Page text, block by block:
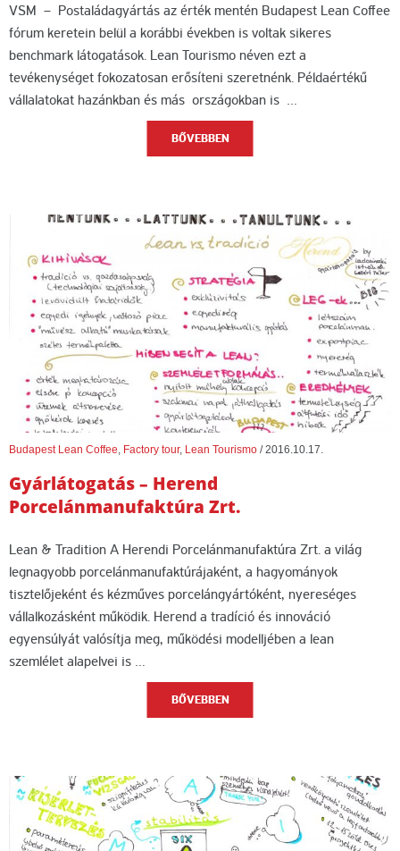
VSM – Postaládagyártás az érték mentén Budapest Lean Coffee
fórum keretein belül a korábbi években is voltak sikeres
benchmark látogatások. Lean Tourismo néven ezt a
tevékenységet fokozatosan erősíteni szeretnénk. Példaértékű
vállalatokat hazánkban és más országokban is …
BŐVEBBEN
Budapest Lean Coffee, Factory tour, Lean Tourismo /2016.10.17.
Gyárlátogatás – Herend
Porcelánmanufaktúra Zrt.
Lean & Tradition A Herendi Porcelánmanufaktúra Zrt. a világ
legnagyobb porcelánmanufaktúrájaként, a hagyományok
tisztelőjeként és kézműves porcelángyártóként, nyereséges
vállalkozásként működik. Herend a tradíció és innováció
egyensúlyát valósítja meg, működési modelljében a lean
szemlélet alapelvei is …
BŐVEBBEN